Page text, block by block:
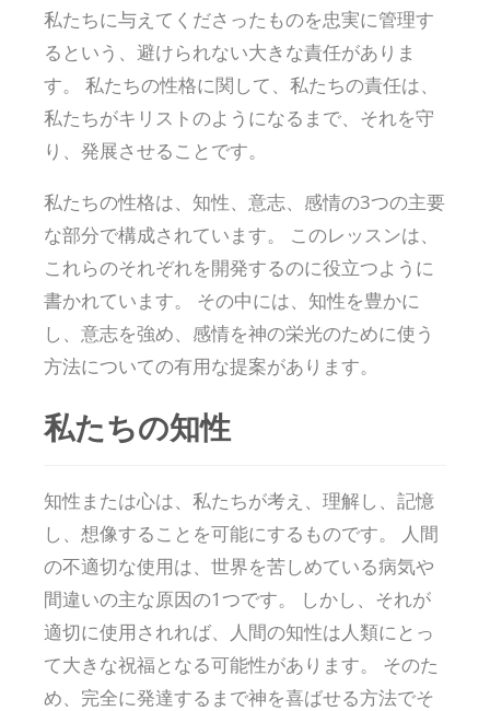
私たちに与えてくださったものを忠実に管理す
るという、避けられない大きな責任がありま
す。 私たちの性格に関して、私たちの責任は、
私たちがキリストのようになるまで、それを守
り、発展させることです。
私たちの性格は、知性、意志、感情の3つの主要
な部分で構成されています。 このレッスンは、
これらのそれぞれを開発するのに役立つように
書かれています。 その中には、知性を豊かに
し、意志を強め、感情を神の栄光のために使う
方法についての有用な提案があります。
私たちの知性
知性または心は、私たちが考え、理解し、記憶
し、想像することを可能にするものです。 人間
の不適切な使用は、世界を苦しめている病気や
間違いの主な原因の1つです。 しかし、それが
適切に使用されれば、人間の知性は人類にとっ
て大きな祝福となる可能性があります。 そのた
め、完全に発達するまで神を喜ばせる方法でそ